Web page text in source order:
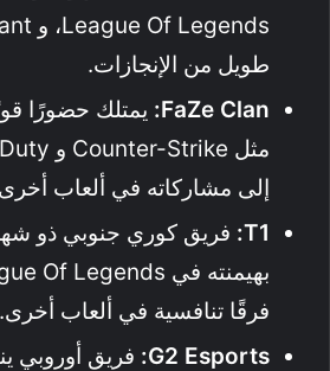
طويل من الإنجازات.
FaZe Clan:
إلى مشاركاته في ألعاب
T1: فريق كوري جنوبي ذو
فرقًا تنافسية في ألعاب أخرى.
G2 Esports: فريق أوروبي